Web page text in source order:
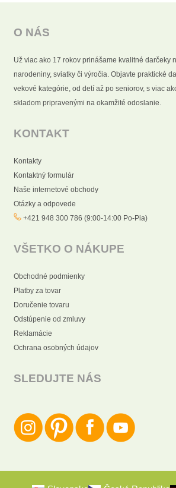
O NÁS
Už viac ako 17 rokov prinášame kvalitné darčeky
narodeniny, sviatky či výročia. Objavte praktické
vekové kategórie, od detí až po seniorov, s viac
skladom pripravenými na okamžité odoslanie.
KONTAKT
Kontakty
Kontaktný formulár
Naše internetové obchody
Otázky a odpovede
+421 948 300 786 (9:00-14:00 Po-Pia)
VŠETKO O NÁKUPE
Obchodné podmienky
Platby za tovar
Doručenie tovaru
Odstúpenie od zmluvy
Reklamácie
Ochrana osobných údajov
SLEDUJTE NÁS